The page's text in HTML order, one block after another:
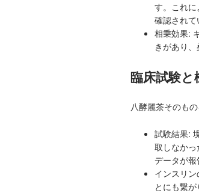
す。これ
確認されて
相乗効果:
きがあり
臨床試験と
八酵麗茶そのも
試験結果:
取しなか
データが報
インスリ
とにも繋